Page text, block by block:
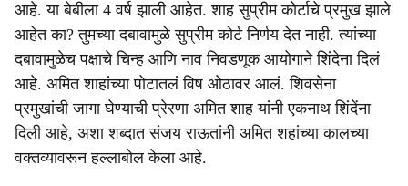
आहे. या बेबीला 4 वर्ष झाली आहेत. शाह सुप्रीम कोर्टाचे प्रमुख झाले
आहेत का? तुमच्या दबावामुळे सुप्रीम कोर्ट निर्णय देत नाही. त्यांच्या
दबावामुळेच पक्षाचे चिन्ह आणि नाव निवडणूक आयोगाने शिंदेना दिलं
आहे. अमित शाहांच्या पोटातलं विष ओठावर आलं. शिवसेना
प्रमुखांची जागा घेण्याची प्रेरणा अमित शाह यांनी एकनाथ शिंदेंना
दिली आहे, अशा शब्दात संजय राऊतांनी अमित शहांच्या कालच्या
वक्तव्यावरून हल्लाबोल केला आहे.